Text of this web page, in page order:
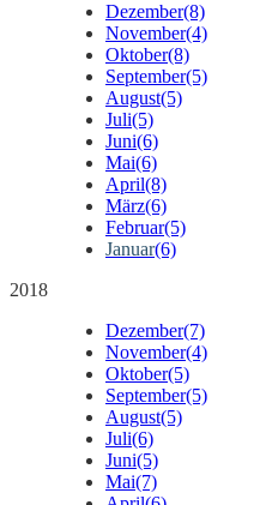
Dezember(8)
November(4)
Oktober(8)
September(5)
August(5)
Juli(5)
Juni(6)
Mai(6)
April(8)
März(6)
Februar(5)
Januar(6)
2018
Dezember(7)
November(4)
Oktober(5)
September(5)
August(5)
Juli(6)
Juni(5)
Mai(7)